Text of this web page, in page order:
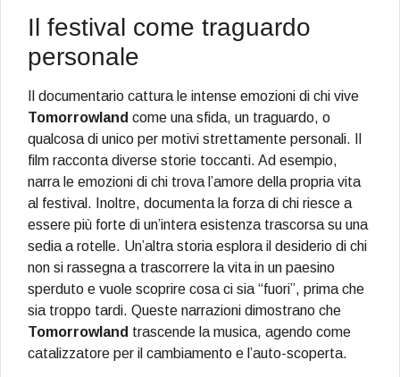
Il festival come traguardo
personale
Il documentario cattura le intense emozioni di chi vive
Tomorrowland come una sfida, un traguardo, o
qualcosa di unico per motivi strettamente personali. Il
film racconta diverse storie toccanti. Ad esempio,
narra le emozioni di chi trova l’amore della propria vita
al festival. Inoltre, documenta la forza di chi riesce a
essere più forte di un’intera esistenza trascorsa su una
sedia a rotelle. Un’altra storia esplora il desiderio di chi
non si rassegna a trascorrere la vita in un paesino
sperduto e vuole scoprire cosa ci sia “fuori”, prima che
sia troppo tardi. Queste narrazioni dimostrano che
Tomorrowland trascende la musica, agendo come
catalizzatore per il cambiamento e l’auto-scoperta.